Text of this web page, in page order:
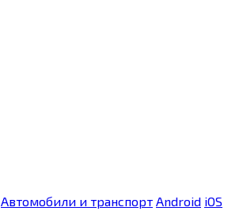
Автомобили и транспорт Android iOS